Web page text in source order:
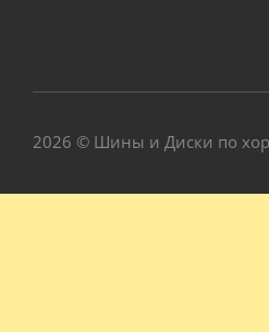
2026 © Шины и Диски по